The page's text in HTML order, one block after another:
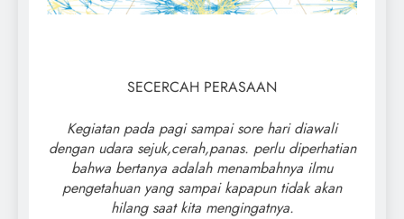
SECERCAH PERASAAN
Kegiatan pada pagi sampai sore hari diawali
dengan udara sejuk,cerah,panas. perlu diperhatian
bahwa bertanya adalah menambahnya ilmu
pengetahuan yang sampai kapapun tidak akan
hilang saat kita mengingatnya.